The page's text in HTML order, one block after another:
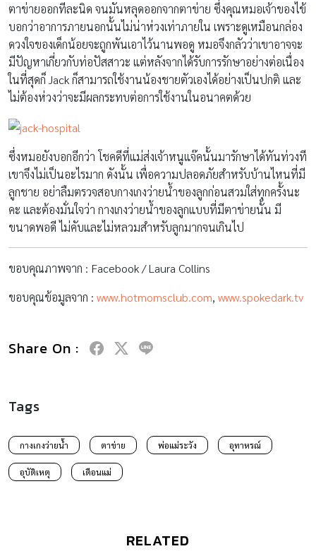
ตาข่ายออกทีละนิด จนมันหลุดออกจากตาข่าย ซึ่งคุณหมอเจ้าของไข้
บอกว่าอาการภายนอกนั้นไม่น่าห่วงเท่าภายใน เพราะดูเหมือนกล่อง
ดวงใจของเด็กน้อยจะถูกพันเอาไว้นานพอดู หมอจึงกลัวว่าเขาอาจจะ
มีปัญหาเกี่ยวกับท่อปัสสาวะ แต่หลังจากได้รับการรักษาอย่างต่อเนื่อง
ในที่สุดก็ Jack ก็สามารถใช้งานน้องชายตัวเองได้อย่างเป็นปกติ และ
ไม่ต้องห่วงว่าจะมีผลกระทบต่อการใช้งานในอนาคตด้วย
ซึ่งหมอยังบอกอีกว่า โชคดีที่แม่ส่งเจ้าหนูแจ๊คนั้นมารักษาได้ทันท่วงที
เขาจึงไม่เป็นอะไรมาก ดังนั้น เพื่อความปลอดภัยสำหรับบ้านไหนที่มี
ลูกชาย อย่าลืมตรวจสอบกางเกงว่ายน้ำของลูกก่อนสวมใส่ทุกครั้งนะ
คะ และต้องมั่นใจว่า กางเกงว่ายน้ำของลูกแบบที่มีตาข่ายนั้น มี
ขนาดพอดี ไม่คับและไม่หลวมสำหรับลูกมากจนเกินไป
ขอบคุณภาพจาก : Facebook / Laura Collins
ขอบคุณข้อมูลจาก : www.hotmomsclub.com, www.spokedark.tv
Share On :
Tags
กางเกงว่ายน้ำ ตาข่าย พ่อแม่ระวัง อุทาหรณ์
อุบัติเหตุ เตือนแม่
RELATED